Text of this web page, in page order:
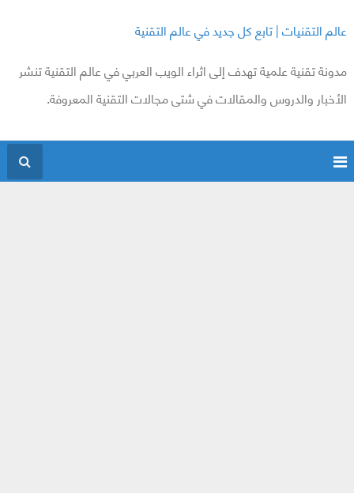
عالم التقنيات | تابع كل جديد في عالم التقنية
مدونة تقنية علمية تهدف إلى اثراء الويب العربي في عالم التقنية تنشر
الأخبار والدروس والمقالات في شتى مجالات التقنية المعروفة.